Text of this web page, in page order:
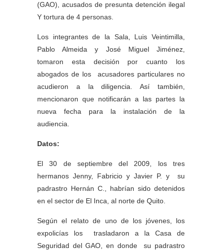
(GAO), acusados de presunta detención ilegal
Y tortura de 4 personas.
Los integrantes de la Sala, Luis Veintimilla,
Pablo Almeida y José Miguel Jiménez,
tomaron esta decisión por cuanto los
abogados de los acusadores particulares no
acudieron a la diligencia. Así también,
mencionaron que notificarán a las partes la
nueva fecha para la instalación de la
audiencia.
Datos:
El 30 de septiembre del 2009, los tres
hermanos Jenny, Fabricio y Javier P. y su
padrastro Hernán C., habrían sido detenidos
en el sector de El Inca, al norte de Quito.
Según el relato de uno de los jóvenes, los
expolicías los trasladaron a la Casa de
Seguridad del GAO, en donde su padrastro